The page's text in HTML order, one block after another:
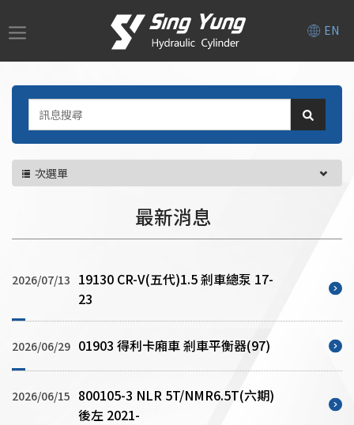
EN
次選單
最新消息
2026/07/13 19130 CR-V(五代)1.5 剎車總泵 17-
23
2026/06/29 01903 得利卡廂車 剎車平衡器(97)
2026/06/15 800105-3 NLR 5T/NMR6.5T(六期)
後左 2021-